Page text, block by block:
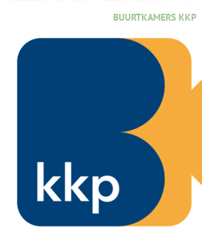
BUURTKAMERS KKP